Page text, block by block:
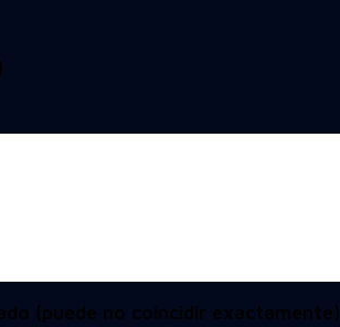
(puede no coincidir exactamente)